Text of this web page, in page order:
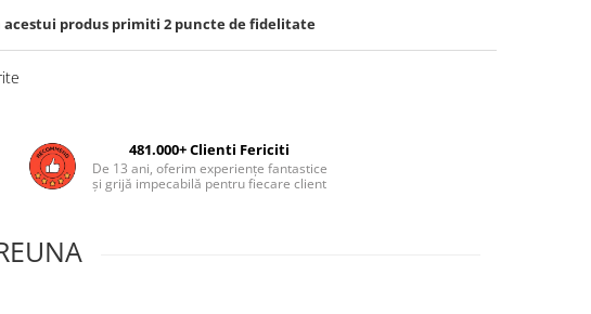
acestui produs primiti 2 puncte de fidelitate
481.000+ Clienti Fericiti
De 13 ani, oferim experiențe fantastice
și grijă impecabilă pentru fiecare client